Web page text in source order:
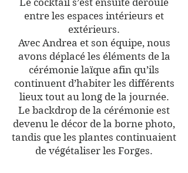
Le cocktail s’est ensuite déroulé
entre les espaces intérieurs et
extérieurs.
Avec Andrea et son équipe, nous
avons déplacé les éléments de la
cérémonie laïque afin qu’ils
continuent d’habiter les différents
lieux tout au long de la journée.
Le backdrop de la cérémonie est
devenu le décor de la borne photo,
tandis que les plantes continuaient
de végétaliser les Forges.